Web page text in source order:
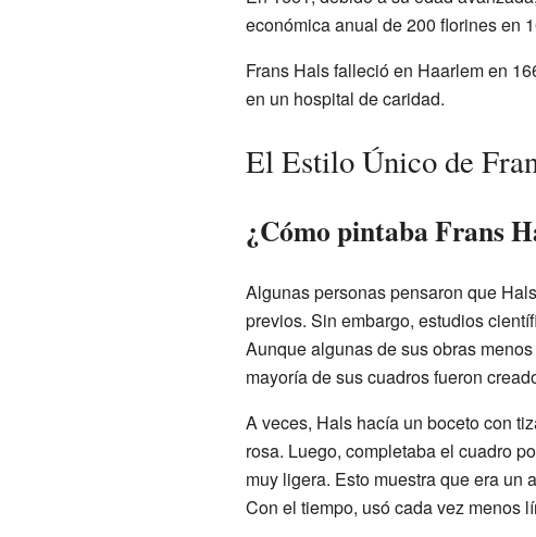
económica anual de 200 florines en
Frans Hals falleció en Haarlem en
en un hospital de caridad.
El Estilo Único de
¿Cómo pintaba Frans
Algunas personas pensaron que
previos. Sin embargo, estudios
Aunque algunas de sus obras
mayoría de sus cuadros fueron
A veces, Hals hacía un boceto con
rosa. Luego, completaba el cuadro
muy ligera. Esto muestra que era un
Con el tiempo, usó cada vez menos